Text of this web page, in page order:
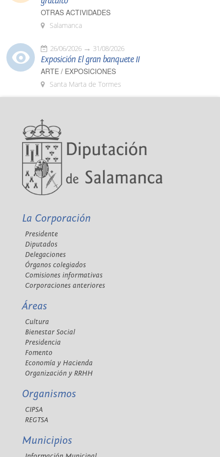
OTRAS ACTIVIDADES
Salamanca
26/06/2026 31/08/2026
Exposición El gran banquete II
ARTE / EXPOSICIONES
Santa Marta de Tormes
La Corporación
Presidente
Diputados
Delegaciones
Órganos colegiados
Comisiones informativas
Corporaciones anteriores
Áreas
Cultura
Bienestar Social
Presidencia
Fomento
Economía y Hacienda
Organización y RRHH
Organismos
CIPSA
REGTSA
Municipios